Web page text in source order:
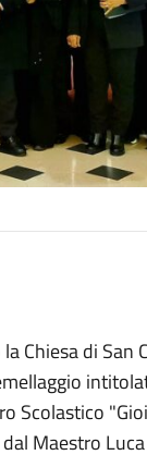
Chiesa di
Scolastico
Maestro